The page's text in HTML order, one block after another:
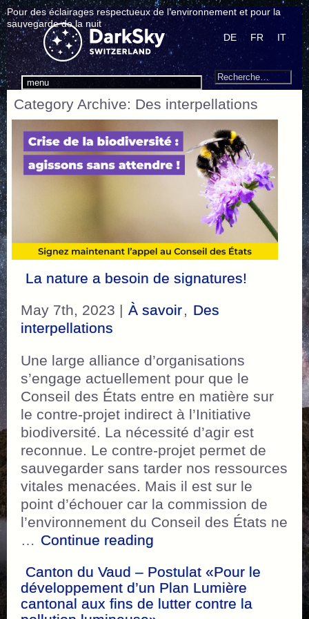
Pour des éclairages respectueux de l’environnement et pour la
sauvegarde de la nuit
menu
DE FR IT
Search
Recherche
:
Category Archive: Des interpellations
La nature a besoin de signatures!
May 7th, 2023 | À savoir, Des
interpellations
Une large alliance d’organisations
s’engage actuellement pour que le
Conseil des États entre en matière sur
le contre-projet indirect à l’Initiative
biodiversité. La nécessité d’agir est
reconnue. Le contre-projet permet de
sauvegarder sans tarder nos ressources
vitales menacées. Mais il est sur le
point d’échouer car la commission de
l’environnement du Conseil des États ne
… Continue reading “La nature a besoin de
Canton du Vaud – Postulat «Pour le
développement d’un Plan Lumière
cantonal aux fins de lutter contre la